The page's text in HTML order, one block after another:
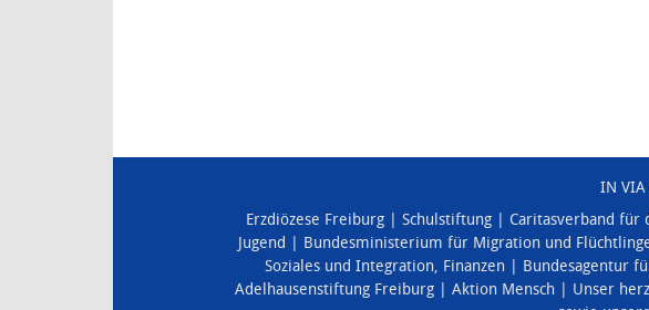
IN
Erzdiözese Freiburg
Schulstiftung Caritasverband für
Jugend
Bundesministerium für Migration und
Soziales und Integration, Finanzen Bundesagentur
Adelhausenstiftung Freiburg
Aktion Mensch
Unser